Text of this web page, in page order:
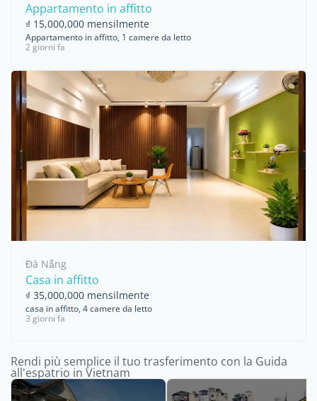
Appartamento in affitto
₫ 15,000,000 mensilmente
Appartamento in affitto, 1 camere da letto
2 giorni fa
Đà Nẵng
Casa in affitto
₫ 35,000,000 mensilmente
casa in affitto, 4 camere da letto
3 giorni fa
Rendi più semplice il tuo trasferimento con la Guida
all'espatrio in Vietnam